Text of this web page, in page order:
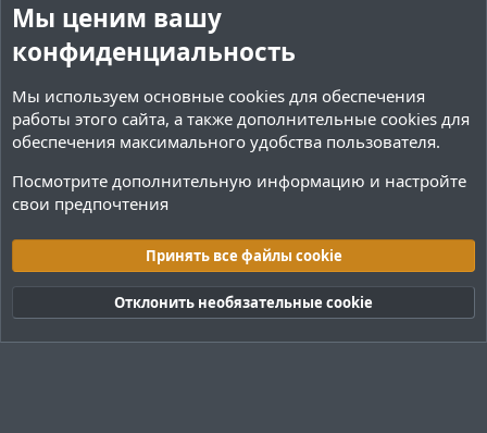
Cookies Тёмная (2020)
Русский (RU)
Обратная связь
Условия и правила
Политика конфиденциальности
Помощь
R
Мы ценим вашу
конфиденциальность
Мы используем основные cookies для обеспечения
работы этого сайта, а также дополнительные cookies для
обеспечения максимального удобства пользователя.
Посмотрите дополнительную информацию и настройте
свои предпочтения
Принять все файлы cookie
Отклонить необязательные cookie